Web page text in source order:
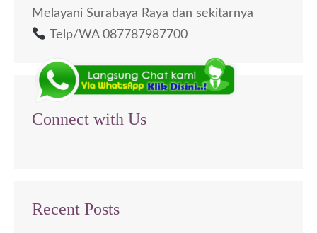
Melayani Surabaya Raya dan sekitarnya
Telp/WA 087787987700
Connect with Us
Recent Posts